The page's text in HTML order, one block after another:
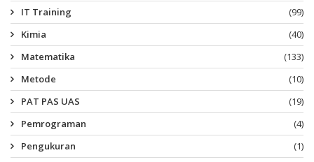
IT Training
(99)
Kimia
(40)
Matematika
(133)
Metode
(10)
PAT PAS UAS
(19)
Pemrograman
(4)
Pengukuran
(1)